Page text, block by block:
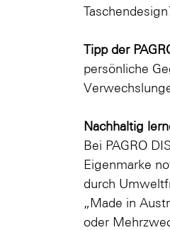
Taschendesign
Tipp der
persönliche
Nachhaltig
Bei PAGRO
Eigenmarke
durch
„Made in
oder